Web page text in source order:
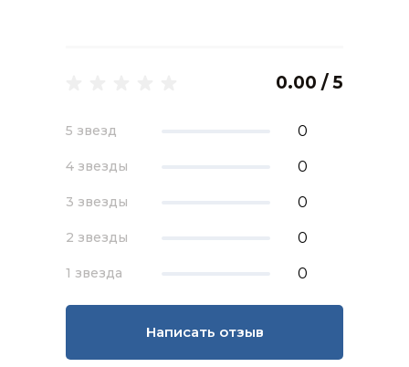
0.00 / 5
5 звезд 0
4 звезды 0
3 звезды 0
2 звезды 0
1 звезда 0
Написать отзыв